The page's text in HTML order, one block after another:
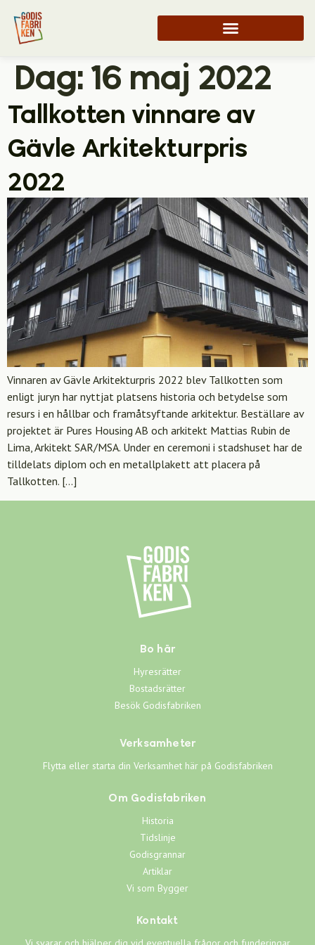
Dag:16 maj 2022
Tallkotten vinnare av
Gävle Arkitekturpris
2022
Vinnaren av Gävle Arkitekturpris 2022 blev Tallkotten som
enligt juryn har nyttjat platsens historia och betydelse som
resurs i en hållbar och framåtsyftande arkitektur. Beställare av
projektet är Pures Housing AB och arkitekt Mattias Rubin de
Lima, Arkitekt SAR/MSA. Under en ceremoni i stadshuset har de
tilldelats diplom och en metallplakett att placera på
Tallkotten. […]
Bo här
Hyresrätter
Bostadsrätter
Besök Godisfabriken
Verksamheter
Flytta eller starta din Verksamhet här på Godisfabriken
Om Godisfabriken
Historia
Tidslinje
Godisgrannar
Artiklar
Vi som Bygger
Kontakt